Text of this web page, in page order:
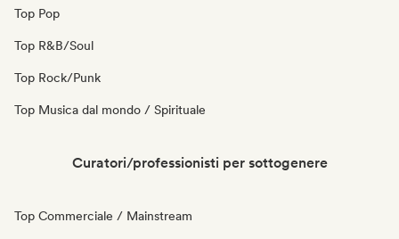
Top Pop
Top R&B/Soul
Top Rock/Punk
Top Musica dal mondo / Spirituale
Curatori/professionisti per sottogenere
Top Commerciale / Mainstream